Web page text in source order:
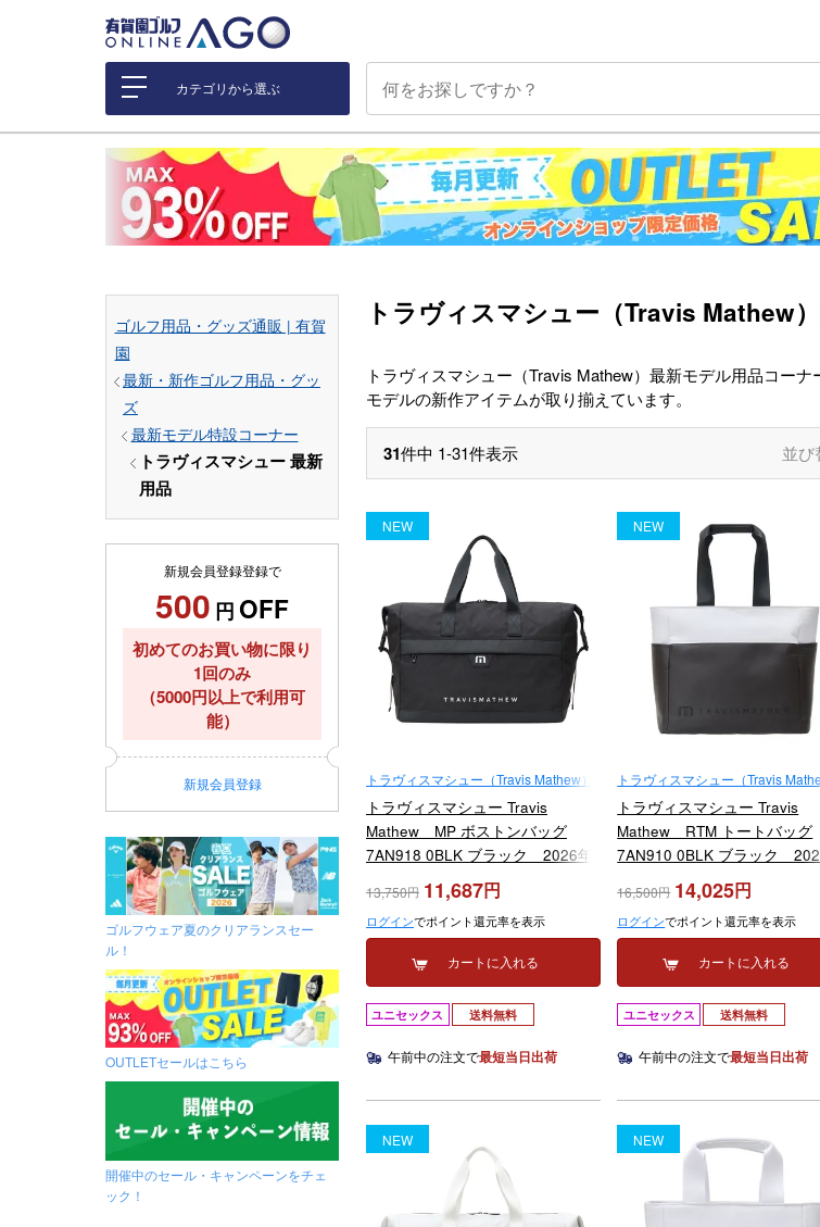
カテゴリから選ぶ
ゴルフ用品・グッズ通販 | 有賀
園
最新・新作ゴルフ用品・グッ
ズ
最新モデル特設コーナー
トラヴィスマシュー 最新
用品
新規会員登録登録で
500 円 OFF
初めてのお買い物に限り
1回のみ
（5000円以上で利用可
能）
新規会員登録
ゴルフウェア夏のクリアランスセー
ル！
OUTLETセールはこちら
開催中のセール・キャンペーンをチェ
ック！
トラヴィスマシュー（Travis Mathew
トラヴィスマシュー（Travis Mathew）最新モデル用品コー
モデルの新作アイテムが取り揃えています。
並び
31件中 1-31件表示
NEW
トラヴィスマシュー（Travis Mathew）
トラヴィスマシュー Travis
Mathew MP ボストンバッグ
7AN918 0BLK ブラック 2026年
13,750 11,687
ログインでポイント還元率を表示
カートに入れる
ユニセックス 送料無料
午前中の注文で最短当日出荷
NEW
トラヴィスマシュー（Travis
トラヴィスマシュー Travis
Mathew RTM トートバッグ
7AN910 0BLK ブラック
16,500 14,025
ログインでポイント還元率を表示
カートに入れる
ユニセックス 送料無料
午前中の注文で最短当日出荷
NEW NEW